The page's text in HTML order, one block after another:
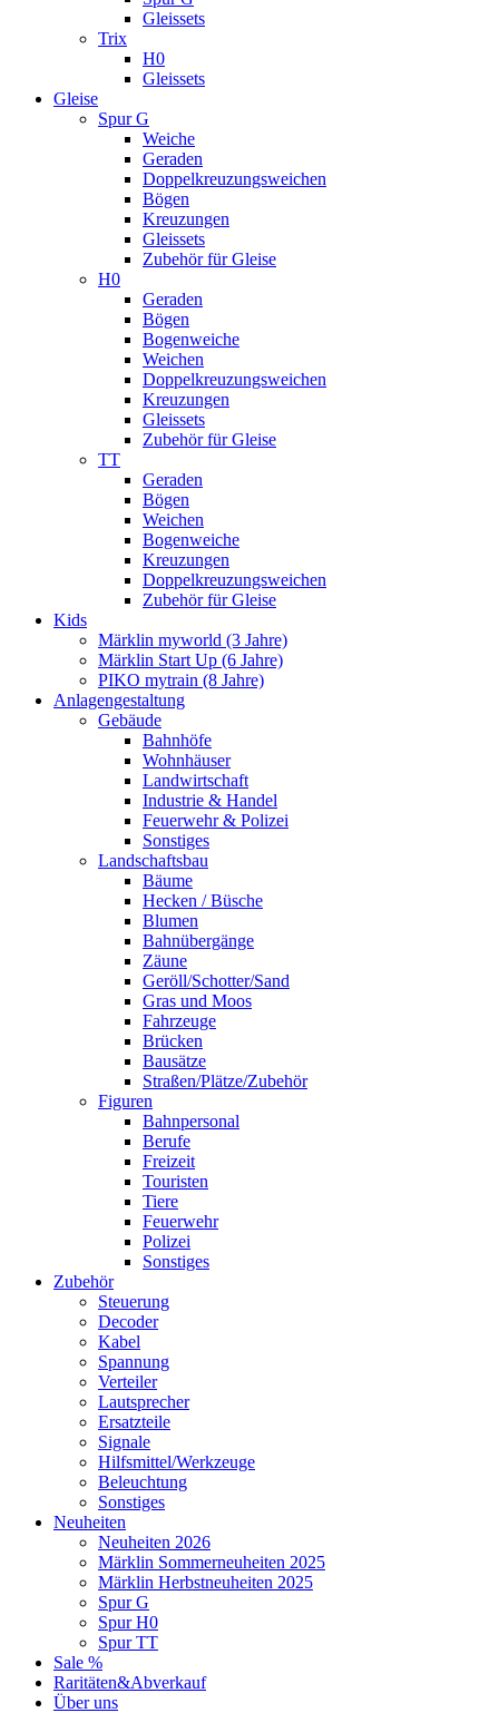
Gleissets
Trix
H0
Gleissets
Gleise
Spur G
Weiche
Geraden
Doppelkreuzungsweichen
Bögen
Kreuzungen
Gleissets
Zubehör für Gleise
H0
Geraden
Bögen
Bogenweiche
Weichen
Doppelkreuzungsweichen
Kreuzungen
Gleissets
Zubehör für Gleise
TT
Geraden
Bögen
Weichen
Bogenweiche
Kreuzungen
Doppelkreuzungsweichen
Zubehör für Gleise
Kids
Märklin myworld (3 Jahre)
Märklin Start Up (6 Jahre)
PIKO mytrain (8 Jahre)
Anlagengestaltung
Gebäude
Bahnhöfe
Wohnhäuser
Landwirtschaft
Industrie & Handel
Feuerwehr & Polizei
Sonstiges
Landschaftsbau
Bäume
Hecken / Büsche
Blumen
Bahnübergänge
Zäune
Geröll/Schotter/Sand
Gras und Moos
Fahrzeuge
Brücken
Bausätze
Straßen/Plätze/Zubehör
Figuren
Bahnpersonal
Berufe
Freizeit
Touristen
Tiere
Feuerwehr
Polizei
Sonstiges
Zubehör
Steuerung
Decoder
Kabel
Spannung
Verteiler
Lautsprecher
Ersatzteile
Signale
Hilfsmittel/Werkzeuge
Beleuchtung
Sonstiges
Neuheiten
Neuheiten 2026
Märklin Sommerneuheiten 2025
Märklin Herbstneuheiten 2025
Spur G
Spur H0
Spur TT
Sale %
Raritäten&Abverkauf
Über uns